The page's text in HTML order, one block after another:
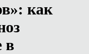
как
в